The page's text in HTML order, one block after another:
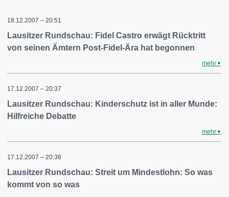
18.12.2007 – 20:51
Lausitzer Rundschau: Fidel Castro erwägt Rücktritt
von seinen Ämtern Post-Fidel-Ära hat begonnen
mehr
17.12.2007 – 20:37
Lausitzer Rundschau: Kinderschutz ist in aller Munde:
Hilfreiche Debatte
mehr
17.12.2007 – 20:36
Lausitzer Rundschau: Streit um Mindestlohn: So was
kommt von so was